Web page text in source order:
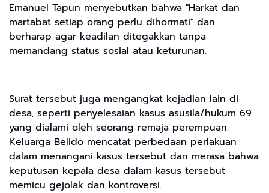
Emanuel Tapun menyebutkan bahwa "Harkat dan
martabat setiap orang perlu dihormati" dan
berharap agar keadilan ditegakkan tanpa
memandang status sosial atau keturunan.
Surat tersebut juga mengangkat kejadian lain di
desa, seperti penyelesaian kasus asusila/hukum 69
yang dialami oleh seorang remaja perempuan.
Keluarga Belido mencatat perbedaan perlakuan
dalam menangani kasus tersebut dan merasa bahwa
keputusan kepala desa dalam kasus tersebut
memicu gejolak dan kontroversi.